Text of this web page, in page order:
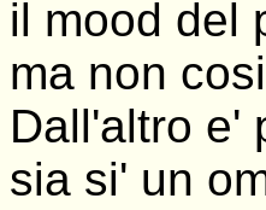
il mood del
ma non
Dall'altro e'
sia si' un